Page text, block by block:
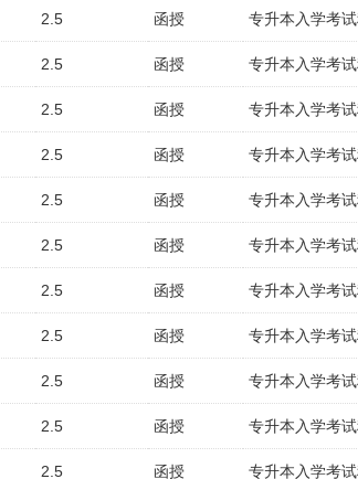
2.5 函授 专升本入学考
2.5 函授 专升本入学考
2.5 函授 专升本入学考
2.5 函授 专升本入学考
2.5 函授 专升本入学考
2.5 函授 专升本入学考
2.5 函授 专升本入学考
2.5 函授 专升本入学考
2.5 函授 专升本入学考
2.5 函授 专升本入学考
2.5 函授 专升本入学考